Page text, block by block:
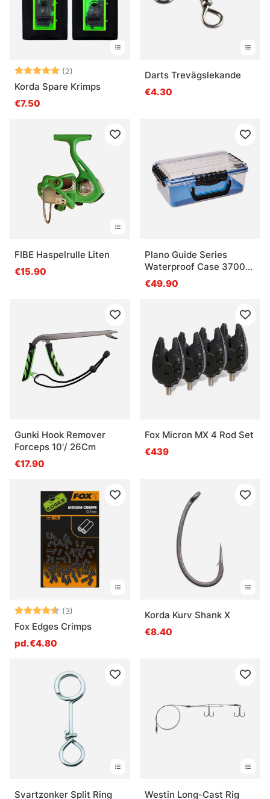
Note: (2)
Korda Spare Krimps
€7.50
Darts Trevägslekande
€4.30
FIBE Haspelrulle Liten
€15.90
Plano Guide Series
Waterproof Case 3700
Blue
€49.90
Gunki Hook Remover
Forceps 10'/ 26Cm
€17.90
Fox Micron MX 4 Rod Set
€439
Note: (3)
Fox Edges Crimps
pd.€4.80
Korda Kurv Shank X
€8.40
Svartzonker Split Ring Westin Long-Cast Rig